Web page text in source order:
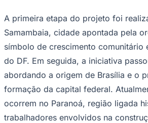
Corinthians
A primeira etapa do projeto foi
Samambaia, cidade apontada pela
símbolo de crescimento comunitário
do DF. Em seguida, a iniciativa
abordando a origem de Brasília e o
formação da capital federal.
ocorrem no Paranoá, região ligada
trabalhadores envolvidos na